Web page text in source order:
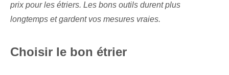
prix pour les étriers. Les bons outils durent plus
longtemps et gardent vos mesures vraies.
Choisir le bon étrier